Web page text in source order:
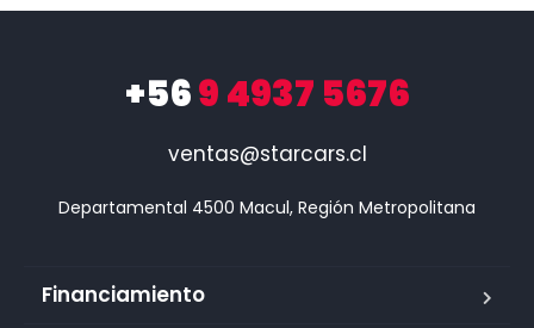
+569 4937 5676
ventas@starcars.cl
Financiamiento